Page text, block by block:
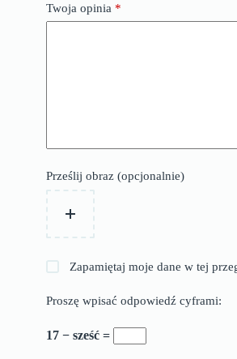
Twoja opinia *
Prześlij obraz (opcjonalnie)
Zapamiętaj moje dane w tej
Proszę wpisać odpowiedź cyframi:
17 − sześć =